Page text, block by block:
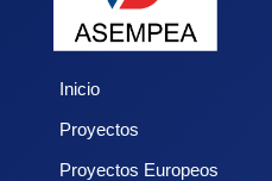
Inicio
Proyectos
Proyectos Europeos